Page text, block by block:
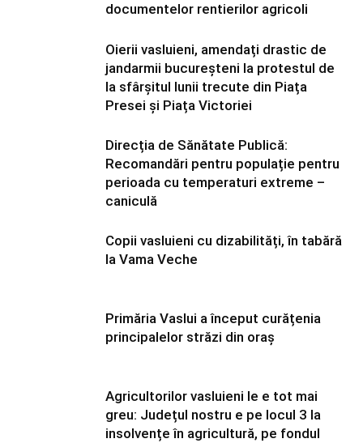
documentelor rentierilor agricoli
Oierii vasluieni, amendați drastic de
jandarmii bucureșteni la protestul de
la sfârșitul lunii trecute din Piața
Presei și Piața Victoriei
Direcția de Sănătate Publică:
Recomandări pentru populație pentru
perioada cu temperaturi extreme –
caniculă
Copii vasluieni cu dizabilități, în tabără
la Vama Veche
Primăria Vaslui a început curățenia
principalelor străzi din oraș
Agricultorilor vasluieni le e tot mai
greu: Județul nostru e pe locul 3 la
insolvențe în agricultură, pe fondul